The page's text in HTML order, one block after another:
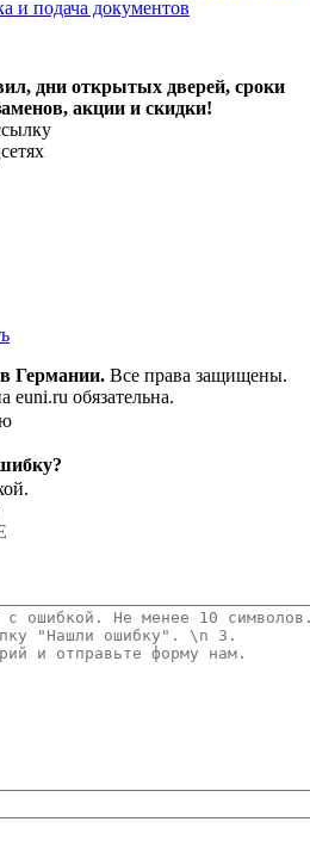
и подача документов
дни открытых дверей, сроки
акции и скидки!
Германии. Все права защищены.
euni.ru обязательна.